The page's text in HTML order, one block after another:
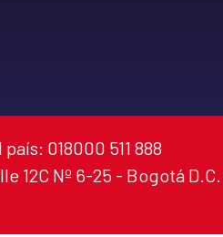
018000 511 888
12C Nº 6-25 - Bogotá